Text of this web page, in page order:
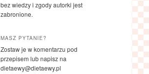
bez wiedzy i zgody autorki jest
zabronione.
MASZ PYTANIE?
Zostaw je w komentarzu pod
przepisem lub napisz na
dietaewy@dietaewy.pl